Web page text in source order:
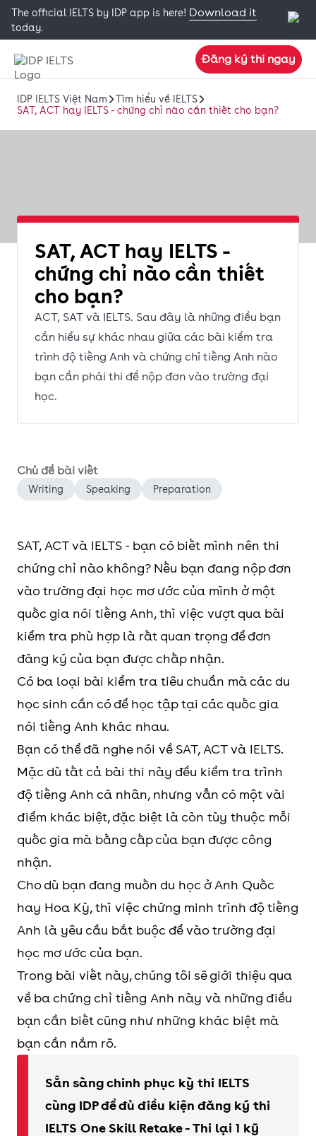
The official IELTS by IDP app is here! Download it
today.
Đăng ký thi ngay
IDP IELTS Việt Nam
Tìm hiểu về IELTS
SAT, ACT hay IELTS - chứng chỉ nào cần thiết cho bạn?
SAT, ACT hay IELTS -
chứng chỉ nào cần thiết
cho bạn?
ACT, SAT và IELTS. Sau đây là những điều bạn
cần hiểu sự khác nhau giữa các bài kiểm tra
trình độ tiếng Anh và chứng chỉ tiếng Anh nào
bạn cần phải thi để nộp đơn vào trường đại
học.
Chủ đề bài viết
Writing Speaking Preparation
SAT, ACT và IELTS - bạn có biết mình nên thi
chứng chỉ nào không? Nếu bạn đang nộp đơn
vào trường đại học mơ ước của mình ở một
quốc gia nói tiếng Anh, thì việc vượt qua bài
kiểm tra phù hợp là rất quan trọng để đơn
đăng ký của bạn được chấp nhận.
Có ba loại bài kiểm tra tiêu chuẩn mà các du
học sinh cần có để học tập tại các quốc gia
nói tiếng Anh khác nhau.
Bạn có thể đã nghe nói về SAT, ACT và IELTS.
Mặc dù tất cả bài thi này đều kiểm tra trình
độ tiếng Anh cá nhân, nhưng vẫn có một vài
điểm khác biệt, đặc biệt là còn tùy thuộc mỗi
quốc gia mà bằng cấp của bạn được công
nhận.
Cho dù bạn đang muốn du học ở Anh Quốc
hay Hoa Kỳ, thì việc chứng minh trình độ tiếng
Anh là yêu cầu bắt buộc để vào trường đại
học mơ ước của bạn.
Trong bài viết này, chúng tôi sẽ giới thiệu qua
về ba chứng chỉ tiếng Anh này và những điều
bạn cần biết cũng như những khác biệt mà
bạn cần nắm rõ.
Sẵn sàng chinh phục kỳ thi IELTS
cùng IDP để đủ điều kiện đăng ký thi
IELTS One Skill Retake - Thi lại 1 kỹ